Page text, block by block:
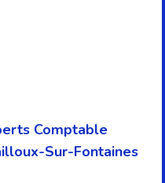
Comptable
Sur-Fontaines